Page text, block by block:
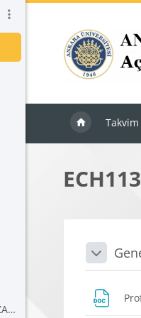
İSPENÇİYARİ VE TIBBİ MÜSTAHZARLAR KANUNU
Takvim
Daralt